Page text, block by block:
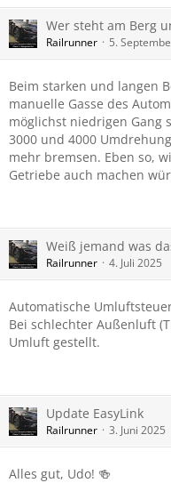
Wer steht am Berg
Railrunner 5.
Beim starken und langen
manuelle Gasse des
möglichst niedrigen Gang
3000 und 4000
mehr bremsen. Eben so,
Getriebe auch machen
Weiß jemand was
Railrunner 4. Juli 2025
Automatische
Bei schlechter Außenluft
Umluft gestellt.
Update EasyLink
Railrunner 3. Juni 2025
Alles gut, Udo! 🍻